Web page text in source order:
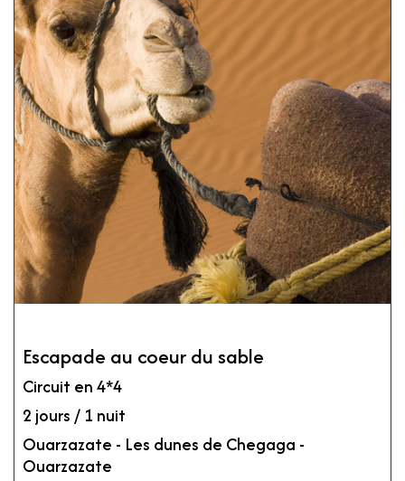
Escapade au coeur du sable
Circuit en 4*4
2 jours / 1 nuit
Ouarzazate - Les dunes de Chegaga -
Ouarzazate